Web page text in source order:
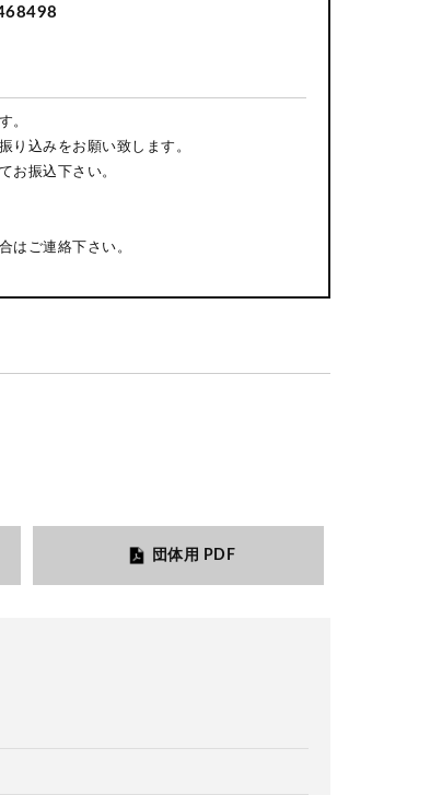
。
り込みをお願い致します。
お振込下さい。
はご連絡下さい。
団体用 PDF